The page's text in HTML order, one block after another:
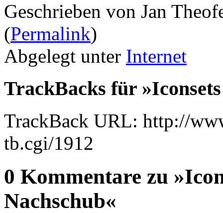
Geschrieben von Jan
(Permalink)
Abgelegt unter Internet
TrackBacks für
TrackBack URL: http://
tb.cgi/1912
0 Kommentare zu
Nachschub«